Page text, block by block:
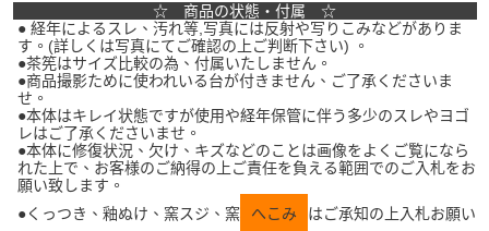
☆ 商品の状態・付属 ☆
● 経年によるスレ、汚れ等,写真には反射や写りこみなどがありま
す。(詳しくは写真にてご確認の上ご判断下さい) 。
●茶筅はサイズ比較の為、付属いたしません。
●商品撮影ために使われいる台が付きません、ご了承くださいま
せ。
●本体はキレイ状態ですが使用や経年保管に伴う多少のスレやヨゴ
レはご了承くださいませ。
●本体に修復状況、欠け、キズなどのことは画像をよくご覧になら
れた上で、お客様のご納得の上ご責任を負える範囲でのご入札をお
願い致します。
●くっつき、釉ぬけ、窯スジ、窯
へこみ
はご承知の上入札お願い